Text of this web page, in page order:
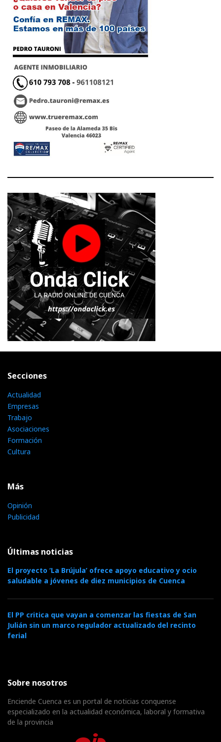
Secciones
Actualidad
Empresas
Trabajo
Asociaciones
Formación
Cultura
Más
Opinión
Publicidad
Últimas noticias
El proyecto ‘La Brújula’ ofrece apoyo educativo y ocio
saludable a jóvenes de diez municipios de Cuenca
El PP critica que vayan a comenzar las fiestas de San
Julián sin un marco regulador actualizado del recinto
ferial
Sobre nosotros
Enciende Cuenca es un portal de noticias conquense
especializado en la actualidad económica, laboral y formativa
de la provincia